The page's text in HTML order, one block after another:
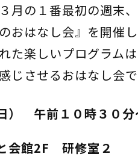
月の１番最初の週末
おはなし会』を開催し
た楽しいプログラム
じさせるおはなし会で
午前１０時３０分
館2F 研修室２